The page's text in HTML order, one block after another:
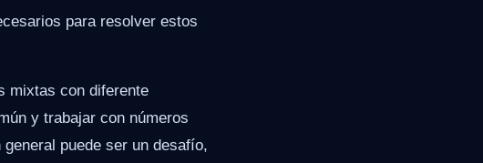
para resolver estos
mixtas con diferente
y trabajar con números
puede ser un desafío,